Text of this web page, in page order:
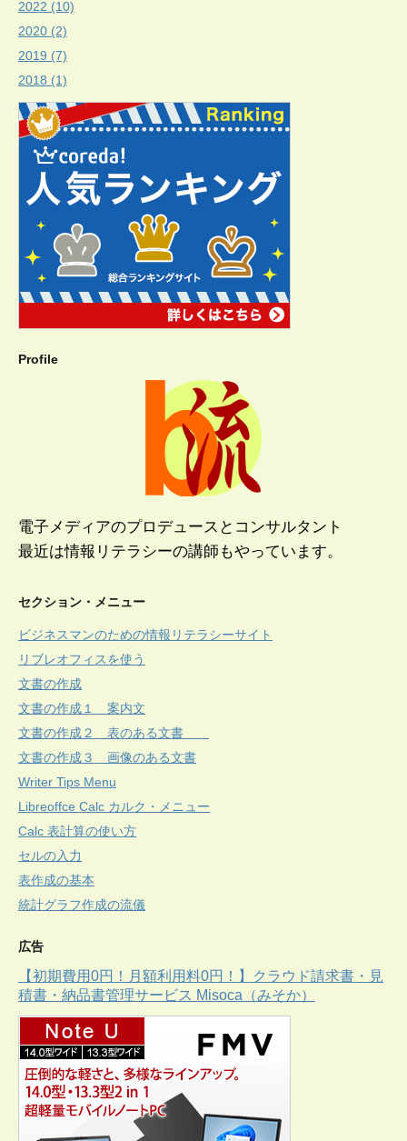
2022 (10)
2020 (2)
2019 (7)
2018 (1)
Profile
電子メディアのプロデュースとコンサルタント
最近は情報リテラシーの講師もやっています。
セクション・メニュー
ビジネスマンのための情報リテラシーサイト
リブレオフィスを使う
文書の作成
文書の作成１ 案内文
文書の作成２ 表のある文書
文書の作成３ 画像のある文書
Writer Tips Menu
Libreoffce Calc カルク・メニュー
Calc 表計算の使い方
セルの入力
表作成の基本
統計グラフ作成の流儀
広告
【初期費用0円！月額利用料0円！】クラウド請求書・見
積書・納品書管理サービス Misoca（みそか）